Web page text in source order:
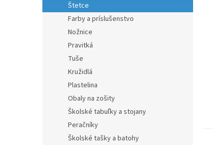
Štetce
Farby a príslušenstvo
Nožnice
Pravitká
Tuše
Kružidlá
Plastelina
Obaly na zošity
Školské tabuľky a stojany
Peračníky
Školské tašky a batohy